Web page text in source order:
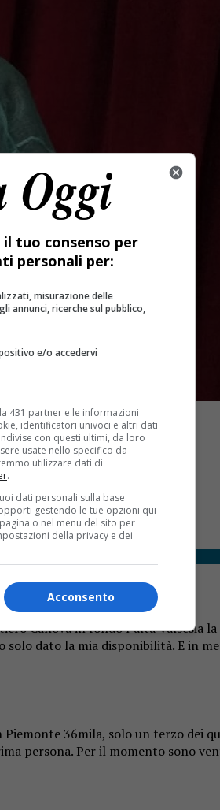
Canova in fondo l’altaValsesia la
dato la mia disponibilità. E in
36mila, solo un terzo dei
persona. Per il momento sono
tuo consenso per
personali per:
misurazione delle
annunci, ricerche sul pubblico,
e/o accedervi
431 partner e le informazioni
identificatori univoci e altri dati
con questi ultimi, da loro
usate nello specifico da
utilizzare dati di
.
dati personali sulla base
gestendo le tue opzioni qui
o nel menu del sito per
della privacy e dei
Acconsento